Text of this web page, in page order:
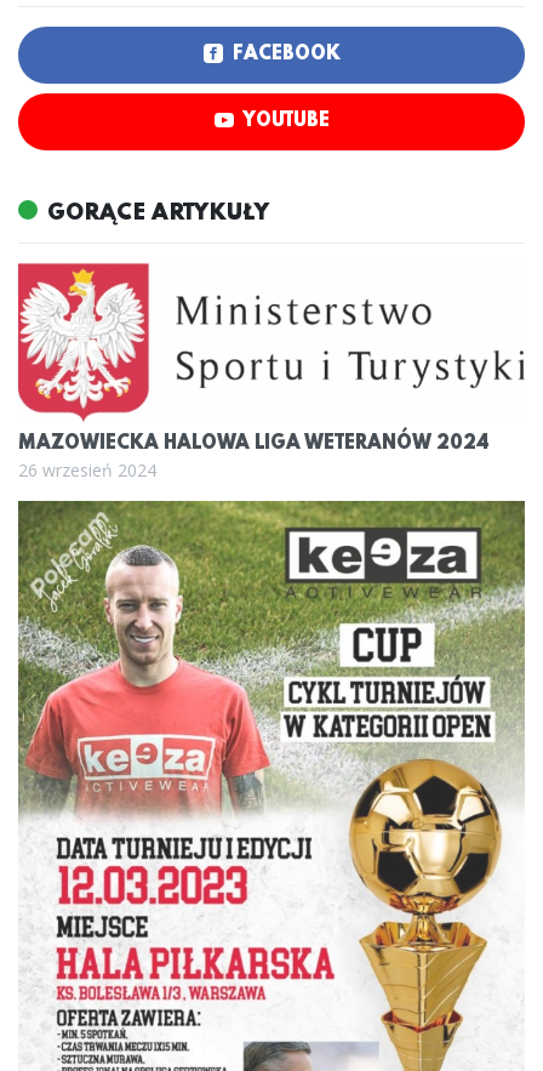
FACEBOOK
YOUTUBE
GORĄCE ARTYKUŁY
MAZOWIECKA HALOWA LIGA WETERANÓW 2024
26 wrzesień 2024